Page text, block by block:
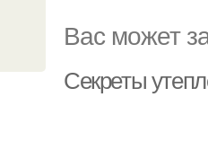
Вас может
Секреты